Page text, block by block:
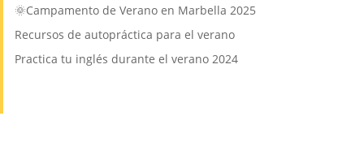
🌞Campamento de Verano en Marbella 2025
Recursos de autopráctica para el verano
Practica tu inglés durante el verano 2024